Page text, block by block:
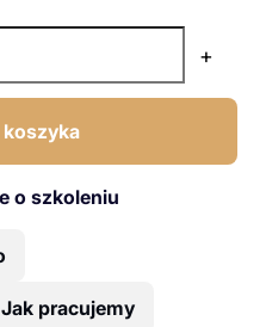
+
koszyka
o szkoleniu
Jak pracujemy